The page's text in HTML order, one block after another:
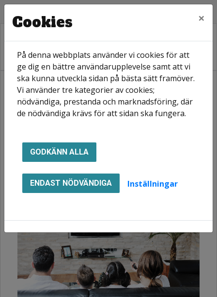
Hem
Hyresgäst
TV, bredband och telefoni
telefoni
Cookies ×
På denna webbplats använder vi cookies för att
ge dig en bättre användarupplevelse samt att vi
ska kunna utveckla sidan på bästa sätt framöver.
Vi använder tre kategorier av cookies;
nödvändiga, prestanda och marknadsföring, där
de nödvändiga krävs för att sidan ska fungera.
GODKÄNN ALLA
ENDAST NÖDVÄNDIGA Inställningar